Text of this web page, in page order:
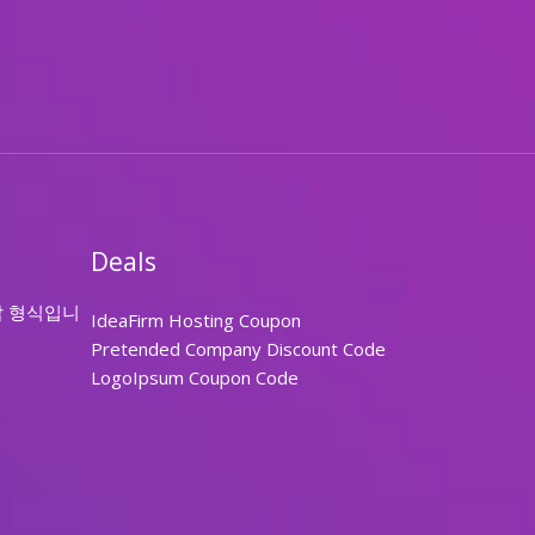
형식입니
Deals
IdeaFirm Hosting Coupon
Pretended Company Discount Code
LogoIpsum Coupon Code